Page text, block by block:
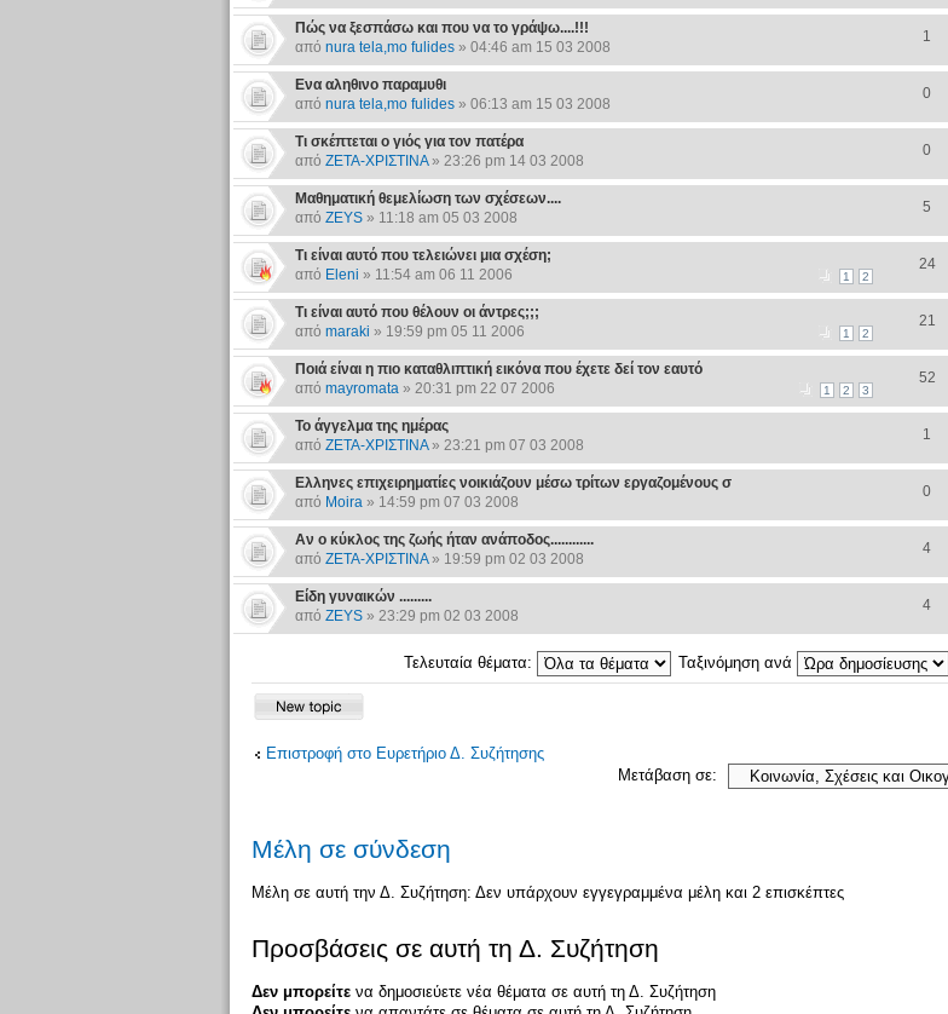
Πώς να ξεσπάσω και που να το γράψω....!!!
από nura tela,mo fulides» 04:46 am 15 03 2008
1
Ενα αληθινο παραμυθι
από nura tela,mo fulides» 06:13 am 15 03 2008
0
Τι σκέπτεται ο γιός για τον πατέρα
από ΖΕΤΑ-ΧΡΙΣΤΙΝΑ» 23:26 pm 14 03 2008
0
Μαθηματική θεμελίωση των σχέσεων....
από ZEYS» 11:18 am 05 03 2008
5
Τι είναι αυτό που τελειώνει μια σχέση;
1 2
από Eleni » 11:54 am 06 11 2006
24
Τι είναι αυτό που θέλουν οι άντρες;;;
1 2
από maraki » 19:59 pm 05 11 2006
21
Ποιά είναι η πιο καταθλιπτική εικόνα που έχετε δεί τον εαυτό
1 2 3
από mayromata» 20:31 pm 22 07 2006
52
Το άγγελμα της ημέρας
από ΖΕΤΑ-ΧΡΙΣΤΙΝΑ» 23:21 pm 07 03 2008
1
Ελληνες επιχειρηματίες νοικιάζουν μέσω τρίτων εργαζομένους σ
από Moira» 14:59 pm 07 03 2008
0
Αν ο κύκλος της ζωής ήταν ανάποδος............
από ΖΕΤΑ-ΧΡΙΣΤΙΝΑ» 19:59 pm 02 03 2008
4
Είδη γυναικών .........
από ZEYS» 23:29 pm 02 03 2008
4
Τελευταία θέματα: Ταξινόμηση ανά
Επιστροφή στο Ευρετήριο Δ. Συζήτησης
Μετάβαση σε:
Μέλη σε σύνδεση
Μέλη σε αυτή την Δ. Συζήτηση: Δεν υπάρχουν εγγεγραμμένα μέλη και 2 επισκέπτες
Προσβάσεις σε αυτή τη Δ. Συζήτηση
Δεν μπορείτενα δημοσιεύετε νέα θέματα σε αυτή τη Δ. Συζήτηση